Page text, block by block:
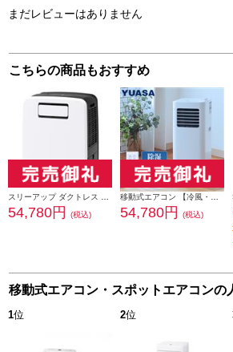
まだレビューはありません
こちらの商品もおすすめ
54,780円 (税込) 54,780円 (税込)
移動式エアコン・スポットエアコンの
1位 2位